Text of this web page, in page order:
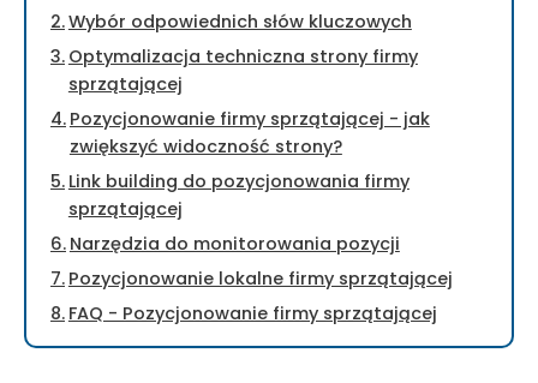
Wybór odpowiednich słów kluczowych
Optymalizacja techniczna strony firmy
sprzątającej
Pozycjonowanie firmy sprzątającej - jak
zwiększyć widoczność strony?
Link building do pozycjonowania firmy
sprzątającej
Narzędzia do monitorowania pozycji
Pozycjonowanie lokalne firmy sprzątającej
FAQ - Pozycjonowanie firmy sprzątającej